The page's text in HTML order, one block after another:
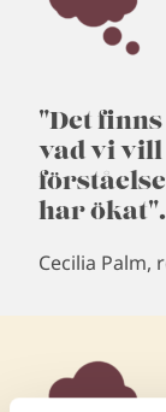
"Det finns
vad vi vill
har ökat".
Cecilia Palm,